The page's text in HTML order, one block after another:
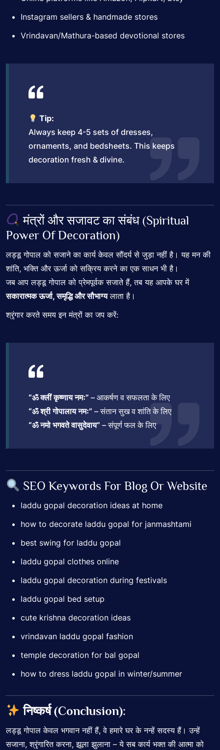
Instagram sellers & handmade stores
Vrindavan/Mathura-based devotional stores
Tip:
Always keep 4-5 sets of dresses,
ornaments, and bedsheets. This keeps
decoration fresh & divine.
मंत्रों और सजावट का संबंध (Spiritual
Power Of Decoration)
लड्डू गोपाल को सजाने का कार्य केवल सौंदर्य से जुड़ा नहीं है। यह मन की
शांति, भक्ति और ऊर्जा को सक्रिय करने का एक साधन भी है।
जब आप लड्डू गोपाल को प्रेमपूर्वक सजाते हैं, तब यह आपके घर में
सकारात्मक ऊर्जा, समृद्धि और सौभाग्यलाता है।
श्रृंगार करते समय इन मंत्रों का जप करें:
“ॐ क्लीं कृष्णाय नमः” – आकर्षण व सफलता के लिए
“ॐ श्री गोपालाय नमः” – संतान सुख व शांति के लिए
“ॐ नमो भगवते वासुदेवाय” – संपूर्ण फल के लिए
SEO Keywords For Blog Or Website
laddu gopal decoration ideas at home
how to decorate laddu gopal for janmashtami
best swing for laddu gopal
laddu gopal clothes online
laddu gopal decoration during festivals
laddu gopal bed setup
cute krishna decoration ideas
vrindavan laddu gopal fashion
temple decoration for bal gopal
how to dress laddu gopal in winter/summer
निष्कर्ष (Conclusion):
लड्डू गोपाल केवल भगवान नहीं हैं, वे हमारे घर के नन्हें सदस्य हैं। उन्हें
सजाना, श्रृंगारित करना, झूला झुलाना – ये सब कार्य भक्त की आत्मा को